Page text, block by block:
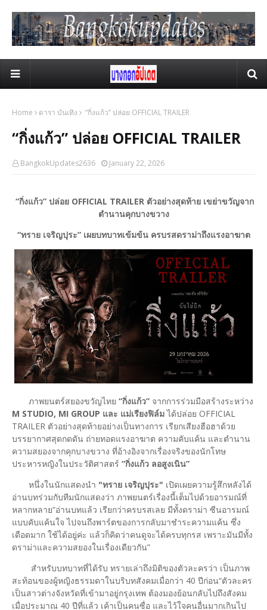
Home ดารา บันเทิง “กิ่งแก้ว” ปล่อย OFFICIAL TRAILER
“กิ่งแก้ว” ปล่อย OFFICIAL TRAILER
BangkokUpdates2636 January 22, 2026
“กิ่งแก้ว” ปล่อย OFFICIAL TRAILER ตัวอย่างสุดท้าย เขย่าขวัญจาก
ตำนานคุกบางขวาง
“ทราย เจริญปุระ” เผยบทบาทเข้มข้น ครบรสดราม่าถึงแรงอาฆาต
ภาพยนตร์สยองขวัญไทย “กิ่งแก้ว” จากการร่วมมือสร้างระหว่าง
M STUDIO, MI GROUP และ แม่เรียงฟิล์มได้ปล่อย OFFICIAL
TRAILER ตัวอย่างสุดท้ายอย่างเป็นทางการ เรียกเสียงฮือฮาด้วย
บรรยากาศสุดกดดัน ถ่ายทอดแรงอาฆาต ความคับแค้น และตำนาน
ความสยองจากคุกบางขวาง ที่อ้างอิงจากเรื่องจริงของนักโทษ
ประหารหญิงในประวัติศาสตร์ “กิ่งแก้ว ลอสูงเนิน”
หนึ่งในนักแสดงนำ "ทราย เจริญปุระ" เปิดเผยความรู้สึกหลังได้
อ่านบทร่วมกับทีมนักแสดงว่า ภาพยนตร์เรื่องนี้เต็มไปด้วยอารมณ์ที่
หลากหลาย“อ่านบทแล้ว เรียกว่าครบรสเลย มีทั้งดราม่า ซีนอารมณ์
แบบคับแค้นใจ ไปจนถึงพาร์ตของการกลับมาชำระความแค้น ซึ่ง
เดือดมาก ใช้ได้อยู่ค่ะ แล้วก็คิดว่าคนดูจะได้ครบทุกรส เพราะมันมีทั้ง
ดราม่าและความสยองในเรื่องเดียวกัน”
สำหรับบทบาทที่ได้รับ ทรายเล่าถึงมิติของตัวละครว่า เป็นภาพ
สะท้อนของผู้หญิงธรรมดาในบริบทสังคมเมื่อกว่า 40 ปีก่อน“ตัวละคร
เป็นสาวต่างจังหวัดที่เข้ามาอยู่กรุงเทพ ต้องมองย้อนกลับไปถึงสังคม
เมื่อประมาณ 40 ปีที่แล้ว เค้าเป็นคนซื่อ และไว้ใจคนอื่นมากเกินไป